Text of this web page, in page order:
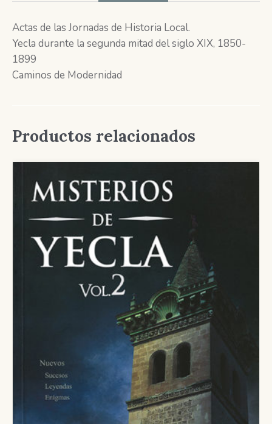
Actas de las Jornadas de Historia Local.
Yecla durante la segunda mitad del siglo XIX, 1850-
1899
Caminos de Modernidad
Productos relacionados